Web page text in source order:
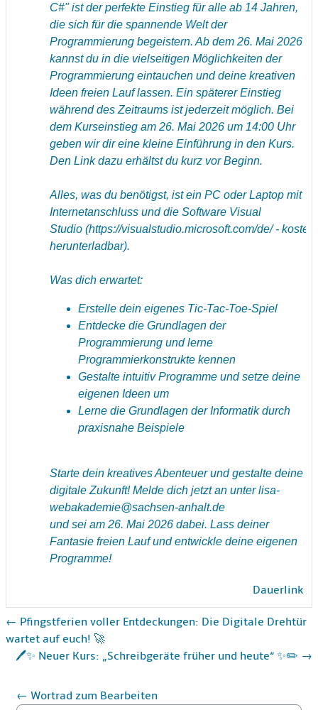
C#" ist der perfekte Einstieg für alle ab 14 Jahren,
die sich für die spannende Welt der
Programmierung begeistern. Ab dem 26. Mai 2026
kannst du in die vielseitigen Möglichkeiten der
Programmierung eintauchen und deine kreativen
Ideen freien Lauf lassen. Ein späterer Einstieg
während des Zeitraums ist jederzeit möglich. Bei
dem Kurseinstieg am 26. Mai 2026 um 14:00 Uhr
geben wir dir eine kleine Einführung in den Kurs.
Den Link dazu erhältst du kurz vor Beginn.
Alles, was du benötigst, ist ein PC oder Laptop mit
Internetanschluss und die Software Visual
Studio (https://visualstudio.microsoft.com/de/-
herunterladbar).
Was dich erwartet:
Erstelle dein eigenes Tic-Tac-Toe-Spiel
Entdecke die Grundlagen der
Programmierung und lerne
Programmierkonstrukte kennen
Gestalte intuitiv Programme und setze deine
eigenen Ideen um
Lerne die Grundlagen der Informatik durch
praxisnahe Beispiele
Starte dein kreatives Abenteuer und gestalte deine
digitale Zukunft! Melde dich jetzt an unterlisa-
webakademie@sachsen-anhalt.de
und sei am 26. Mai 2026 dabei. Lass deiner
Fantasie freien Lauf und entwickle deine eigenen
Programme!
Dauerlink
← Pfingstferien voller Entdeckungen: Die Digitale Drehtür
wartet auf euch! 🚀
🖊️✨ Neuer Kurs: „Schreibgeräte früher und heute“ ✨✏️ →
← Wortrad zum Bearbeiten